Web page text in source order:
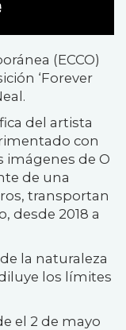
(ECCO)
‘Forever
del artista
con
imágenes de O
de una
transportan
desde 2018 a
la naturaleza
los límites
el 2 de mayo